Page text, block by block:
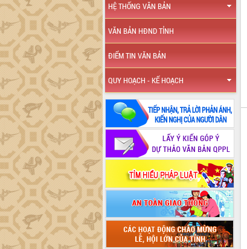
HỆ THỐNG VĂN BẢN
VĂN BẢN HĐND TỈNH
ĐIỂM TIN VĂN BẢN
QUY HOẠCH - KẾ HOẠCH